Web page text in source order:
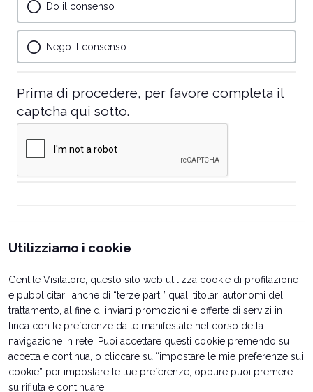
required.
Do il consenso
Nego il consenso
Prima di procedere, per favore completa il
captcha qui sotto.
Utilizziamo i cookie
Gentile Visitatore, questo sito web utilizza cookie di profilazione
e pubblicitari, anche di “terze parti” quali titolari autonomi del
trattamento, al fine di inviarti promozioni e offerte di servizi in
linea con le preferenze da te manifestate nel corso della
navigazione in rete. Puoi accettare questi cookie premendo su
accetta e continua, o cliccare su “impostare le mie preferenze sui
cookie” per impostare le tue preferenze, oppure puoi premere
su rifiuta e continuare.